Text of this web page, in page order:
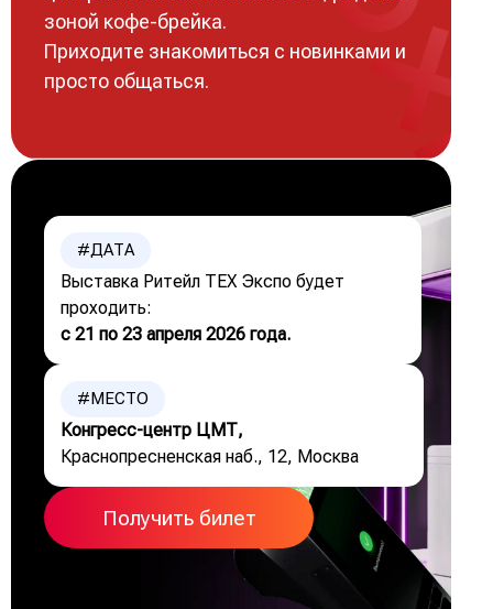
зоной кофе-брейка.
Приходите знакомиться с новинками и
просто общаться.
#ДАТА
Выставка Ритейл ТЕХ Экспо будет
проходить:
с 21 по 23 апреля 2026 года.
#МЕСТО
Конгресс-центр ЦМТ,
Краснопресненская наб., 12, Москва
Получить билет